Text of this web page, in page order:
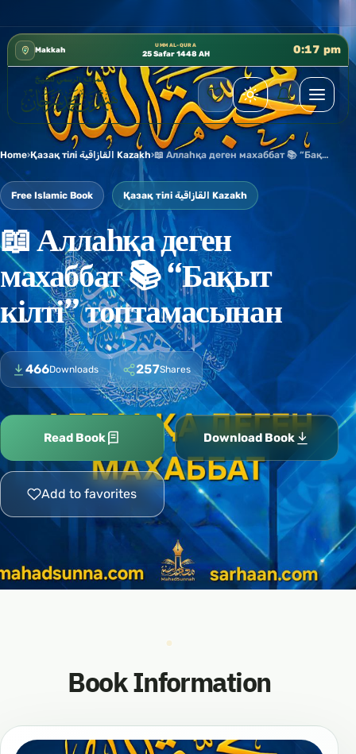
Makkah
UMM AL-QURA
25 Safar 1448 AH 0:17 pm
Home› Қазақ тілі القازاقية Kazakh› 📖 Аллаһқа деген махаббат 📚 “Бақыт кілті” топтамасынан
Free Islamic Book Қазақ тілі القازاقية Kazakh
📖 Аллаһқа деген
махаббат 📚 “Бақыт
кілті” топтамасынан
466Downloads 257Shares
Read Book Download Book
Add to favorites
Book Information